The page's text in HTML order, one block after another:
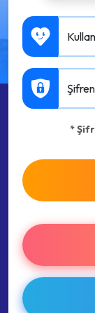
*